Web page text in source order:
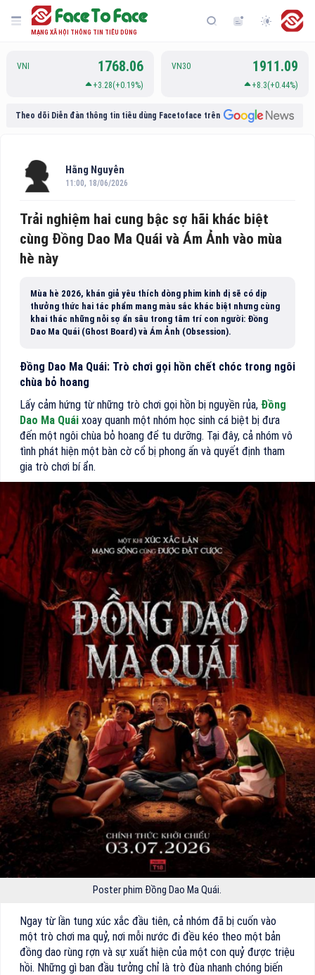
MẠNG XÃ HỘI THÔNG TIN TIÊU DÙNG
VNI 1768.06
+3.28(+0.19%)
VN30 1911.09
+8.3(+0.44%)
Theo dõi Diễn đàn thông tin tiêu dùng Facetoface trên
Hằng Nguyễn
11:00, 18/06/2026
Trải nghiệm hai cung bậc sợ hãi khác biệt
cùng Đồng Dao Ma Quái và Ám Ảnh vào mùa
hè này
Mùa hè 2026, khán giả yêu thích dòng phim kinh dị sẽ có dịp
thưởng thức hai tác phẩm mang màu sắc khác biệt nhưng cùng
khai thác những nỗi sợ ẩn sâu trong tâm trí con người: Đồng
Dao Ma Quái (Ghost Board) và Ám Ảnh (Obsession).
Đồng Dao Ma Quái: Trò chơi gọi hồn chết chóc trong ngôi
chùa bỏ hoang
Lấy cảm hứng từ những trò chơi gọi hồn bị nguyền rủa, Đồng
Dao Ma Quái xoay quanh một nhóm học sinh cá biệt bị đưa
đến một ngôi chùa bỏ hoang để tu dưỡng. Tại đây, cả nhóm vô
tình phát hiện một bàn cờ cổ bị phong ấn và quyết định tham
gia trò chơi bí ẩn.
Poster phim Đồng Dao Ma Quái.
Ngay từ lần tung xúc xắc đầu tiên, cả nhóm đã bị cuốn vào
một trò chơi ma quỷ, nơi mỗi nước đi đều kéo theo một bản
đồng dao rùng rợn và sự xuất hiện của một con quỷ được triệu
hồi. Những gì ban đầu tưởng chỉ là trò đùa nhanh chóng biến